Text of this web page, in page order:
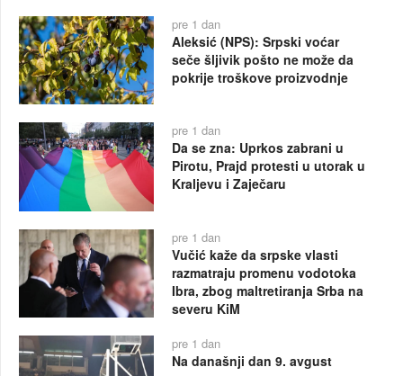
pre 1 dan
Aleksić (NPS): Srpski voćar
seče šljivik pošto ne može da
pokrije troškove proizvodnje
pre 1 dan
Da se zna: Uprkos zabrani u
Pirotu, Prajd protesti u utorak u
Kraljevu i Zaječaru
pre 1 dan
Vučić kaže da srpske vlasti
razmatraju promenu vodotoka
Ibra, zbog maltretiranja Srba na
severu KiM
pre 1 dan
Na današnji dan 9. avgust